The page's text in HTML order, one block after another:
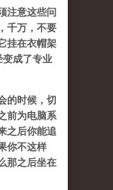
注意这些问
千万，不要
挂在衣帽架
成了专业
的时候，切
前为电脑系
之后你能追
你不这样
那之后坐在